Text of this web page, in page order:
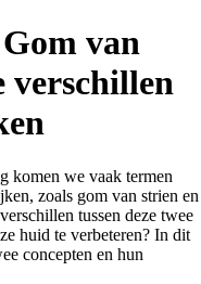
van
verschillen
komen we vaak termen
zoals gom van strien en
tussen deze twee
huid te verbeteren? In dit
concepten en hun